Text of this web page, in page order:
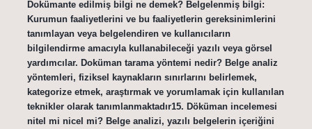
Dokümante edilmiş bilgi ne demek? Belgelenmiş bilgi:
Kurumun faaliyetlerini ve bu faaliyetlerin gereksinimlerini
tanımlayan veya belgelendiren ve kullanıcıların
bilgilendirme amacıyla kullanabileceği yazılı veya görsel
yardımcılar. Doküman tarama yöntemi nedir? Belge analiz
yöntemleri, fiziksel kaynakların sınırlarını belirlemek,
kategorize etmek, araştırmak ve yorumlamak için kullanılan
teknikler olarak tanımlanmaktadır15. Döküman incelemesi
nitel mi nicel mi? Belge analizi, yazılı belgelerin içeriğini